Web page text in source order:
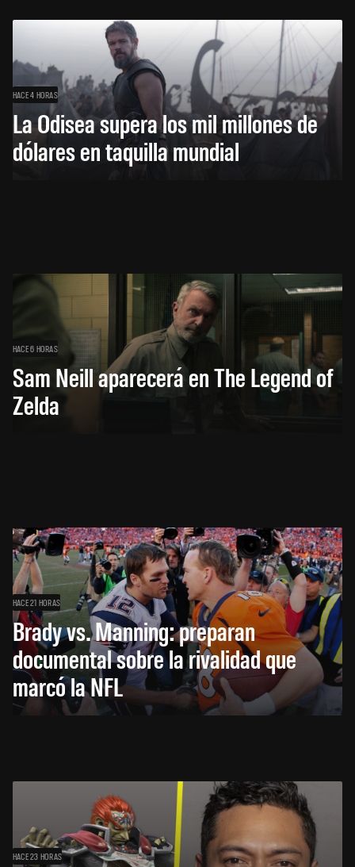
HACE 4 HORAS
La Odisea supera los mil millones de
dólares en taquilla mundial
HACE 6 HORAS
Sam Neill aparecerá en The Legend of
Zelda
HACE 21 HORAS
Brady vs. Manning: preparan
documental sobre la rivalidad que
marcó la NFL
HACE 23 HORAS